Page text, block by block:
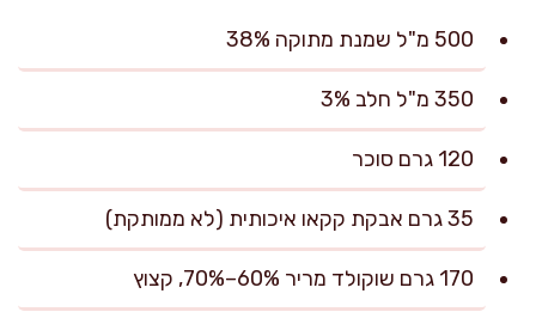
500 מ"ל שמנת מתוקה 38%
350 מ"ל חלב 3%
120 גרם סוכר
35 גרם אבקת קקאו איכותית (לא ממותקת)
170 גרם שוקולד מריר 60%–70%, קצוץ